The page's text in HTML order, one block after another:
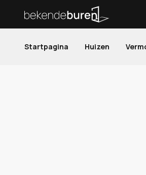
Startpagina Huizen